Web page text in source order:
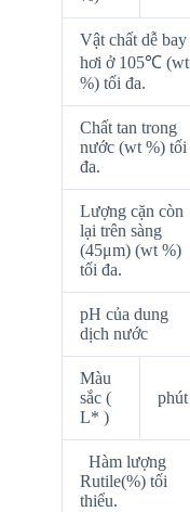
Vật chất dễ bay
hơi ở 105℃ (wt
%) tối đa.
Chất tan trong
nước (wt %) tối
đa.
Lượng cặn còn
lại trên sàng
(45μm) (wt %)
tối đa.
pH của dung
dịch nước
Màu
sắc (
L* )
phút
Hàm lượng
Rutile(%) tối
thiểu.